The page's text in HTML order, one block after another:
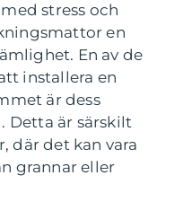
stress och
en
En av de
installera en
är dess
Detta är särskilt
där det kan vara
grannar eller